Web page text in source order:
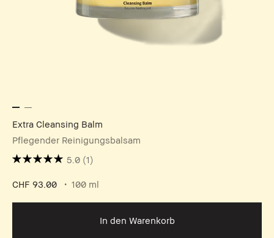
Extra Cleansing Balm
Pflegender Reinigungsbalsam
5.0 (1)
CHF 93.00 100 ml
In den Warenkorb